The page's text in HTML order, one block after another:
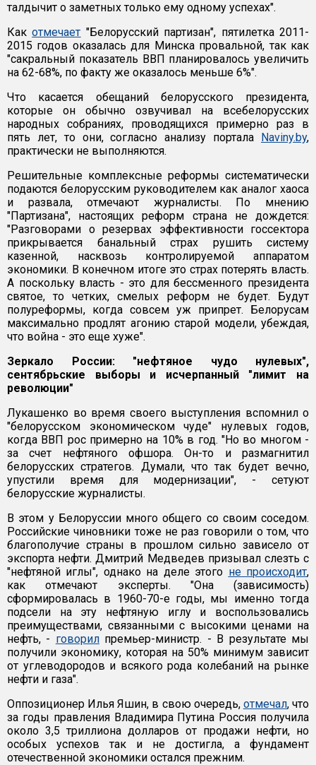
талдычит о заметных только ему одному успехах".
Какотмечает "Белорусский партизан", пятилетка 2011-
2015 годов оказалась для Минска провальной, так как
"сакральный показатель ВВП планировалось увеличить
на 62-68%, по факту же оказалось меньше 6%".
Что касается обещаний белорусского президента,
которые он обычно озвучивал на всебелорусских
народных собраниях, проводящихся примерно раз в
пять лет, то они, согласно анализу портала Naviny.by,
практически не выполняются.
Решительные комплексные реформы систематически
подаются белорусским руководителем как аналог хаоса
и развала, отмечают журналисты. По мнению
"Партизана", настоящих реформ страна не дождется:
"Разговорами о резервах эффективности госсектора
прикрывается банальный страх рушить систему
казенной, насквозь контролируемой аппаратом
экономики. В конечном итоге это страх потерять власть.
А поскольку власть - это для бессменного президента
святое, то четких, смелых реформ не будет. Будут
полуреформы, когда совсем уж припрет. Белорусам
максимально продлят агонию старой модели, убеждая,
что война - это еще хуже".
Зеркало России: "нефтяное чудо нулевых",
сентябрьские выборы и исчерпанный "лимит на
революции"
Лукашенко во время своего выступления вспомнил о
"белорусском экономическом чуде" нулевых годов,
когда ВВП рос примерно на 10% в год. "Но во многом -
за счет нефтяного офшора. Он-то и размагнитил
белорусских стратегов. Думали, что так будет вечно,
упустили время для модернизации", - сетуют
белорусские журналисты.
В этом у Белоруссии много общего со своим соседом.
Российские чиновники тоже не раз говорили о том, что
благополучие страны в прошлом сильно зависело от
экспорта нефти. Дмитрий Медведев призывал слезть с
"нефтяной иглы", однако на деле этого не происходит,
как отмечают эксперты. "Она (зависимость)
сформировалась в 1960-70-е годы, мы именно тогда
подсели на эту нефтяную иглу и воспользовались
преимуществами, связанными с высокими ценами на
нефть, - говорилпремьер-министр. - В результате мы
получили экономику, которая на 50% минимум зависит
от углеводородов и всякого рода колебаний на рынке
нефти и газа".
Оппозиционер Илья Яшин, в свою очередь, отмечал, что
за годы правления Владимира Путина Россия получила
около 3,5 триллиона долларов от продажи нефти, но
особых успехов так и не достигла, а фундамент
отечественной экономики остался прежним.